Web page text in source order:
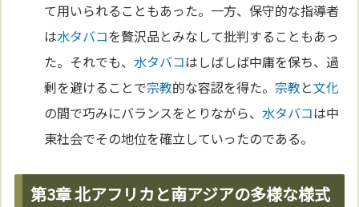
て用いられることもあった。一方、保守的な指導者
は水タバコを贅沢品とみなして批判することもあっ
た。それでも、水タバコはしばしば中庸を保ち、過
剰を避けることで宗教的な容認を得た。 宗教と文化
の間で巧みにバランスをとりながら、水タバコは中
東社会でその地位を確立していったのである。
第3章 北アフリカと南アジアの多様な様式